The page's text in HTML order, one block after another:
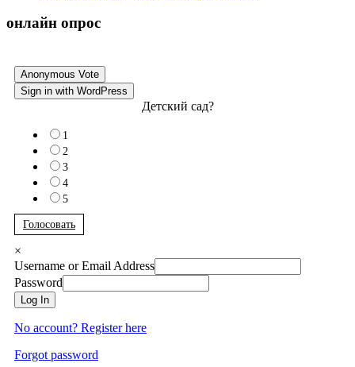
онлайн опрос
Anonymous Vote
Sign in with WordPress
Детский сад?
1
2
3
4
5
Голосовать
×
Username or Email Address
Password
Log In
No account? Register here
Forgot password